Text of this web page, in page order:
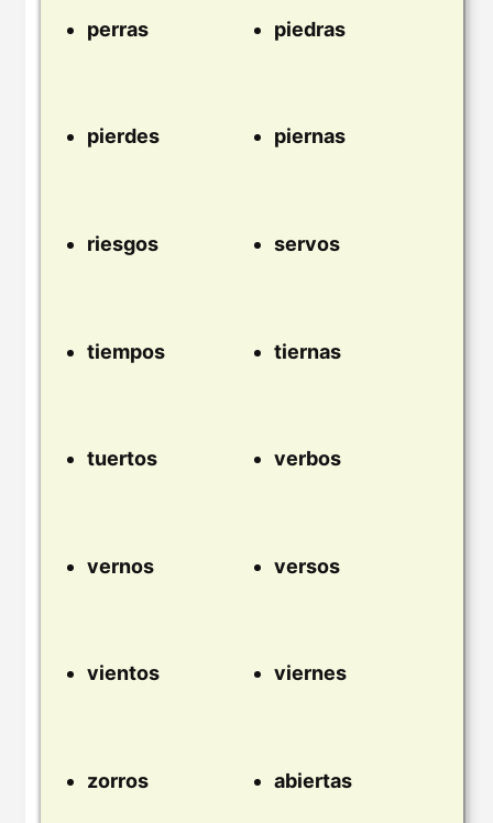
perras piedras
pierdes piernas
riesgos servos
tiempos tiernas
tuertos verbos
vernos versos
vientos viernes
zorros abiertas